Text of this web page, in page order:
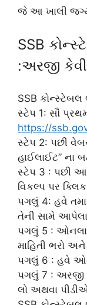
જે આ ખાલી
SSB
:અરજી
SSB કોન્સ્ટેબલ
સ્ટેપ 1: સૌ
https://
સ્ટેપ 2: પછી
હાઈલાઈટ” ના
સ્ટેપ 3 : પછી
વિકલ્પ પર ક્લિક
પગલું 4: હવે
તેની સામે
પગલું 5 :
માહિતી ભરો
પગલું 6 : હવે
પગલું 7 : અરજી
લો અથવા